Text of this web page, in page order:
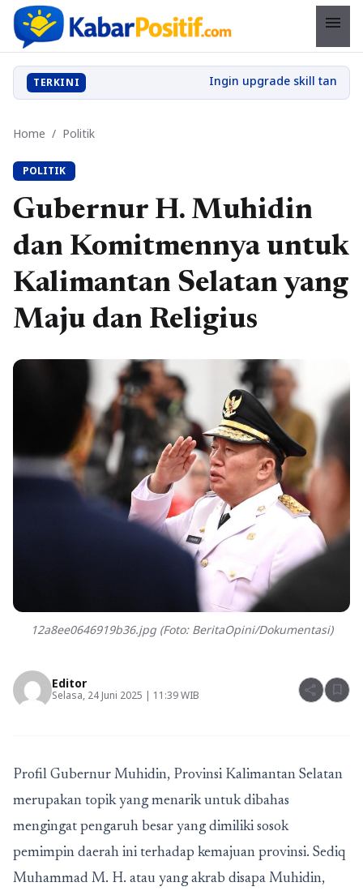
menu
TERKINI
Home / Politik
POLITIK
Gubernur H. Muhidin
dan Komitmennya untuk
Kalimantan Selatan yang
Maju dan Religius
12a8ee0646919b36.jpg (Foto: BeritaOpini/Dokumentasi)
Editor
Selasa, 24 Juni 2025 | 11:39 WIB share bookmark
Profil Gubernur Muhidin, Provinsi Kalimantan Selatan
merupakan topik yang menarik untuk dibahas
mengingat pengaruh besar yang dimiliki sosok
pemimpin daerah ini terhadap kemajuan provinsi. Sediq
Muhammad M. H. atau yang akrab disapa Muhidin,